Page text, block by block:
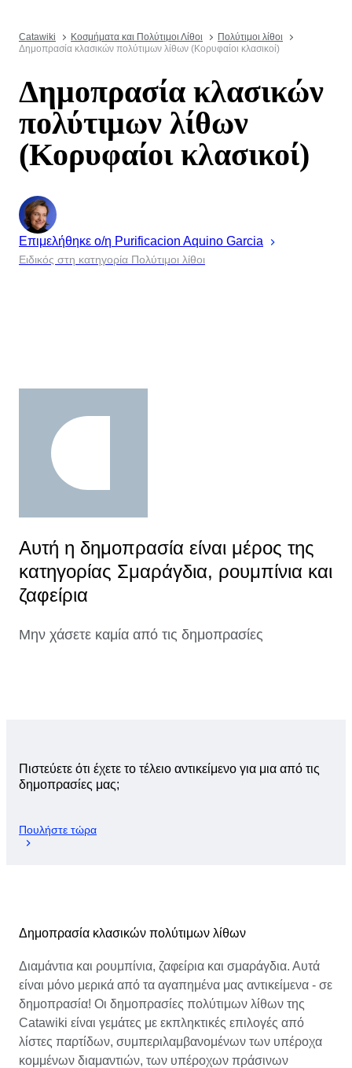
Catawiki Κοσμήματα και Πολύτιμοι Λίθοι
Πολύτιμοι λίθοι
Δημοπρασία κλασικών πολύτιμων λίθων (Κορυφαίοι κλασικοί)
Δημοπρασία κλασικών
πολύτιμων λίθων
(Κορυφαίοι κλασικοί)
Επιμελήθηκε ο/η Purificacion Aquino Garcia
Ειδικός στη κατηγορία Πολύτιμοι λίθοι
Αυτή η δημοπρασία είναι μέρος της
κατηγορίας Σμαράγδια, ρουμπίνια και
ζαφείρια
Μην χάσετε καμία από τις δημοπρασίες
Πιστεύετε ότι έχετε το τέλειο αντικείμενο για μια από τις
δημοπρασίες μας;
Πουλήστε τώρα
Δημοπρασία κλασικών πολύτιμων λίθων
Διαμάντια και ρουμπίνια, ζαφείρια και σμαράγδια. Αυτά
είναι μόνο μερικά από τα αγαπημένα μας αντικείμενα - σε
δημοπρασία! Οι δημοπρασίες πολύτιμων λίθων της
Catawiki είναι γεμάτες με εκπληκτικές επιλογές από
λίστες παρτίδων, συμπεριλαμβανομένων των υπέροχα
κομμένων διαμαντιών, των υπέροχων πράσινων